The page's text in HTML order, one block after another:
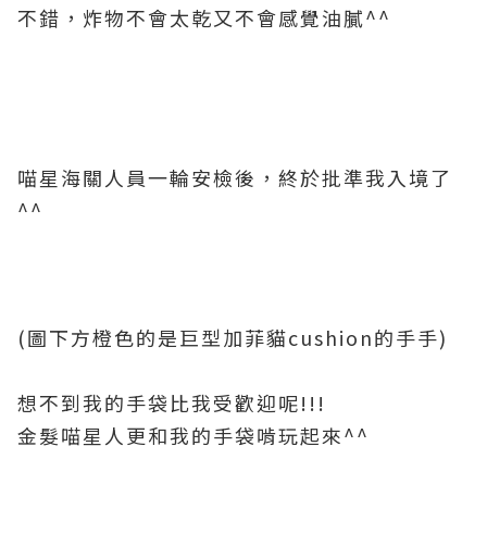
不錯，炸物不會太乾又不會感覺油膩^^
喵星海關人員一輪安檢後，終於批準我入境了
^^
(圖下方橙色的是巨型加菲貓cushion的手手)
想不到我的手袋比我受歡迎呢!!!
金髮喵星人更和我的手袋啃玩起來^^